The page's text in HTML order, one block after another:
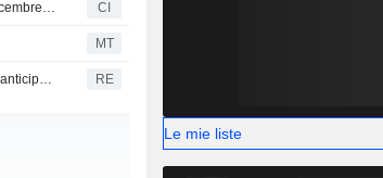
Gold Fields Limited annuncia cambiamenti esecutivi, a partire dal 31 dicembre 2023, con effetto dal 1° gennaio 2024 CI
MT
Gold Fields dice che il CFO Paul Schmidt procederà al pensionamento anticipato RE
Le mie liste